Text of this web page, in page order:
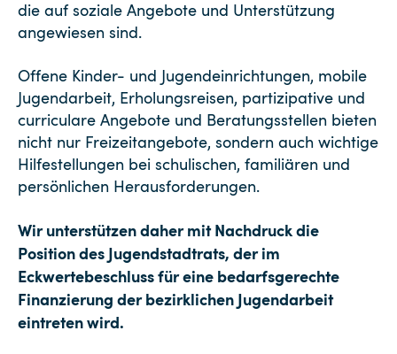
die auf soziale Angebote und Unterstützung
angewiesen sind.
Offene Kinder- und Jugendeinrichtungen, mobile
Jugendarbeit, Erholungsreisen, partizipative und
curriculare Angebote und Beratungsstellen bieten
nicht nur Freizeitangebote, sondern auch wichtige
Hilfestellungen bei schulischen, familiären und
persönlichen Herausforderungen.
Wir unterstützen daher mit Nachdruck die
Position des Jugendstadtrats, der im
Eckwertebeschluss für eine bedarfsgerechte
Finanzierung der bezirklichen Jugendarbeit
eintreten wird.